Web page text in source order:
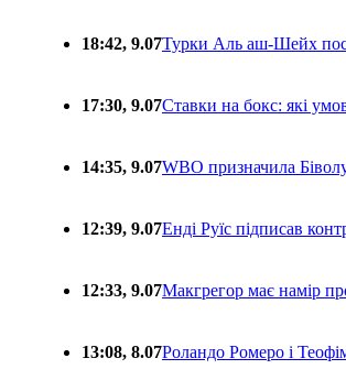
18:42, 9.07Турки Аль аш-Шейх
17:30, 9.07Ставки на бокс: які
14:35, 9.07WBO призначила
12:39, 9.07Енді Руїс підписав
12:33, 9.07Макгрегор має намір
13:08, 8.07Роландо Ромеро і